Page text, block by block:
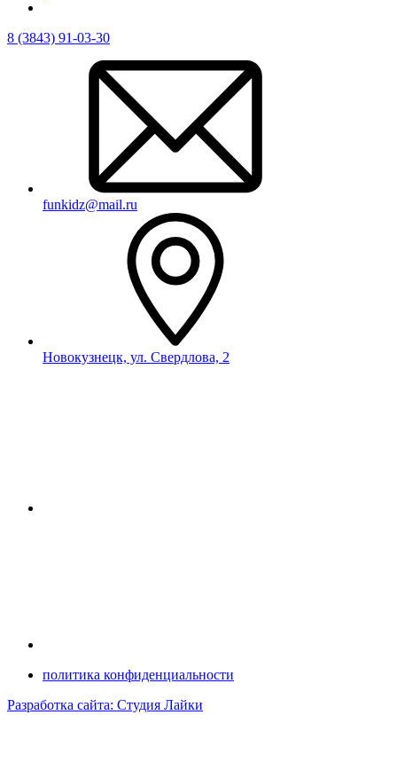
8 (3843) 91-03-30
funkidz@mail.ru
Новокузнецк, ул. Свердлова, 2
политика конфиденциальности
Разработка сайта: Студия Лайки